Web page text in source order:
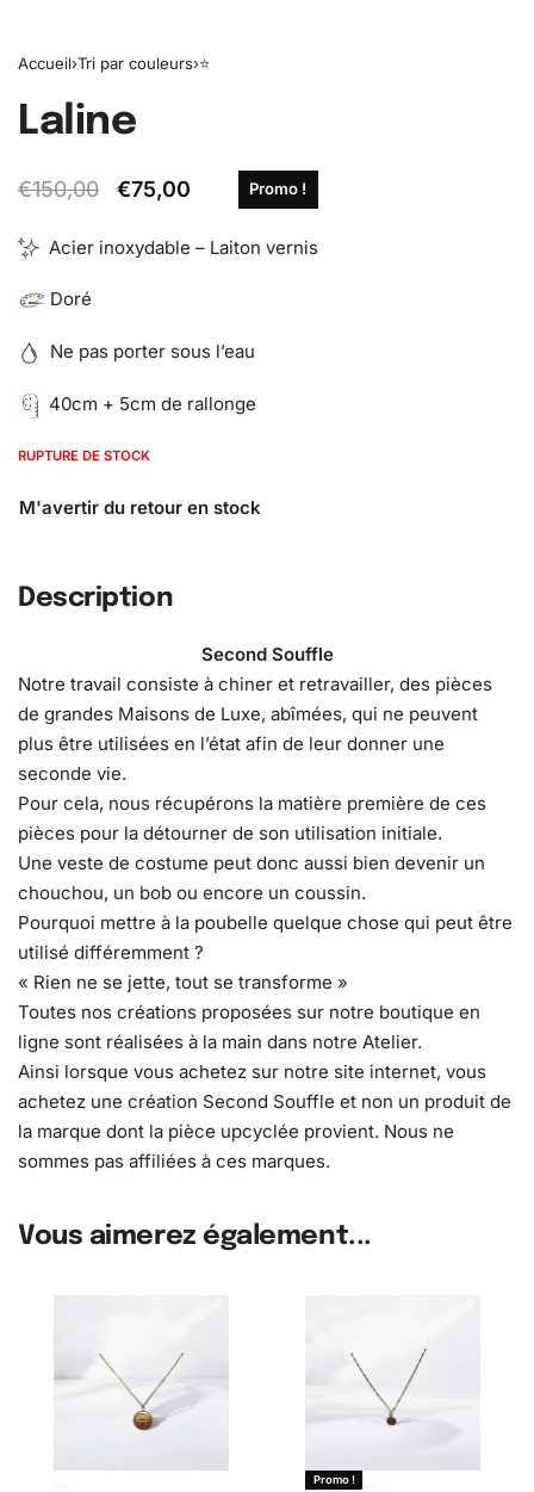
Accueil›Tri par couleurs›⭐️
Laline
€150,00 €75,00 Promo !
Acier inoxydable – Laiton vernis
Doré
Ne pas porter sous l’eau
40cm + 5cm de rallonge
RUPTURE DE STOCK
Description
Second Souffle
Notre travail consiste à chiner et retravailler, des pièces
de grandes Maisons de Luxe, abîmées, qui ne peuvent
plus être utilisées en l’état afin de leur donner une
seconde vie.
Pour cela, nous récupérons la matière première de ces
pièces pour la détourner de son utilisation initiale.
Une veste de costume peut donc aussi bien devenir un
chouchou, un bob ou encore un coussin.
Pourquoi mettre à la poubelle quelque chose qui peut être
utilisé différemment ?
« Rien ne se jette, tout se transforme »
Toutes nos créations proposées sur notre boutique en
ligne sont réalisées à la main dans notre Atelier.
Ainsi lorsque vous achetez sur notre site internet, vous
achetez une création Second Souffle et non un produit de
la marque dont la pièce upcyclée provient. Nous ne
sommes pas affiliées à ces marques.
Vous aimerez également...
Promo !